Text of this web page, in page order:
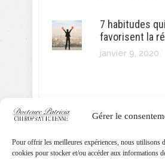
Gérer le
Pour offrir les meilleures expériences, nous utilisons
cookies pour stocker et/ou accéder aux informations
7 habitudes qui
favorisent la
janvier 9, 2020
SUIVEZ MOI!